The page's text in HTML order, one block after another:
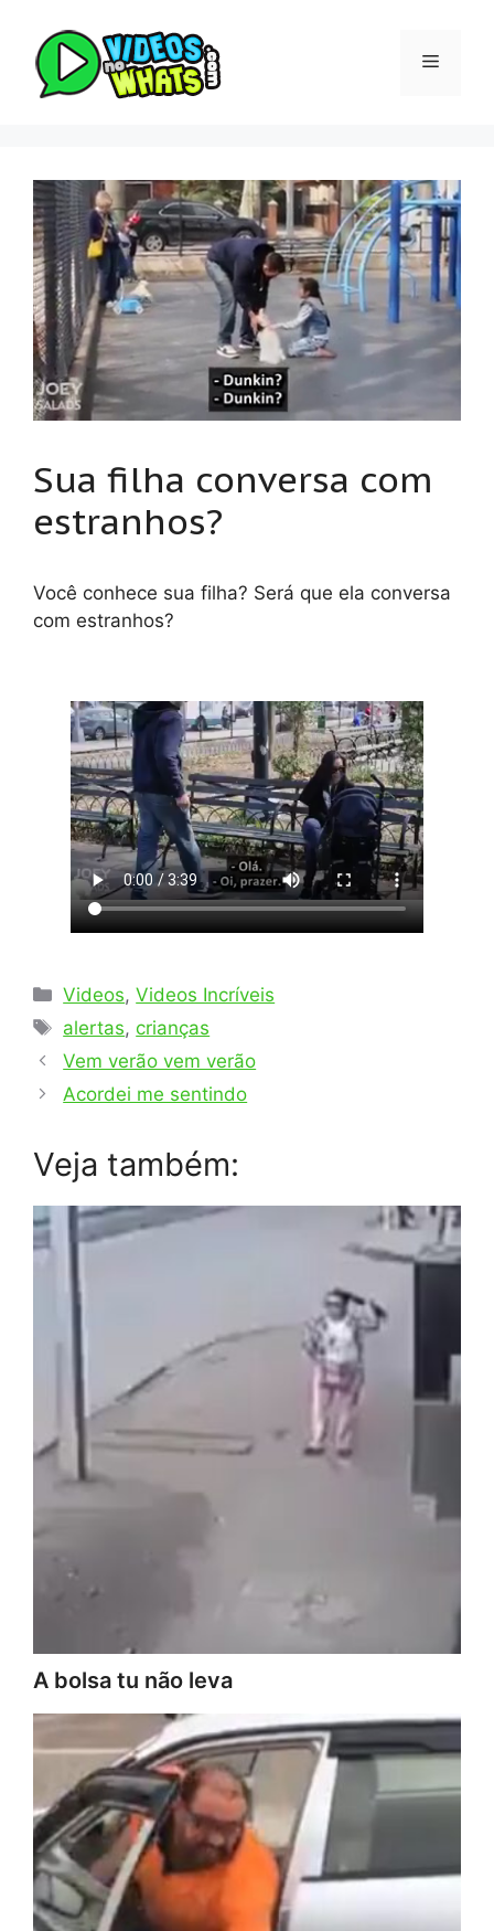
conteúdo
Menu
Sua filha conversa com
estranhos?
Você conhece sua filha? Será que ela conversa
com estranhos?
Categorias
Videos,Videos Incríveis
Tags
alertas, crianças
Vem verão vem verão
Acordei me sentindo
Veja também:
A bolsa tu não leva